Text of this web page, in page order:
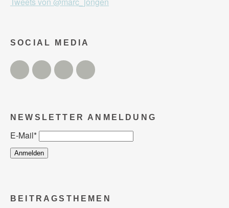
SOCIAL MEDIA
Twitter FacebookInstagram
NEWSLETTER ANMELDUNG
E-Mail*
BEITRAGSTHEMEN